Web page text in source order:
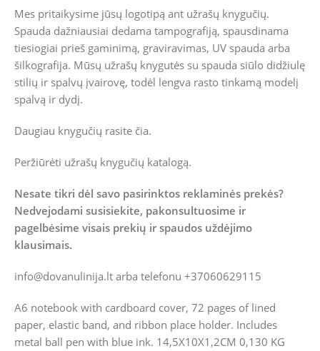
Mes pritaikysime jūsų logotipą ant užrašų knygučių.
Spauda dažniausiai dedama tampografiją, spausdinama
tiesiogiai prieš gaminimą, graviravimas, UV spauda arba
šilkografija. Mūsų užrašų knygutės su spauda siūlo didžiulę
stilių ir spalvų įvairovę, todėl lengva rasto tinkamą modelį
spalvą ir dydį.
Daugiau knygučių rasite čia.
Peržiūrėti užrašų knygučių katalogą.
Nesate tikri dėl savo pasirinktos reklaminės prekės?
Nedvejodami susisiekite, pakonsultuosime ir
pagelbėsime visais prekių ir spaudos uždėjimo
klausimais.
info@dovanulinija.lt arba telefonu +37060629115
A6 notebook with cardboard cover, 72 pages of lined
paper, elastic band, and ribbon place holder. Includes
metal ball pen with blue ink. 14,5X10X1,2CM 0,130 KG